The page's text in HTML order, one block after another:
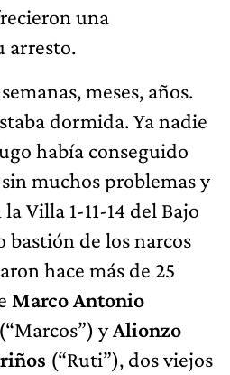
una
arresto.
meses, años.
dormida. Ya nadie
había conseguido
muchos problemas y
Villa 1-11-14 del Bajo
bastión de los narcos
hace más de 25
Marco Antonio
(“Marcos”) yAlionzo
(“Ruti”), dos viejos